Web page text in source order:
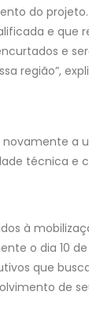
do
e que
e
região”,
a
técnica e
à
o dia 10
que
de